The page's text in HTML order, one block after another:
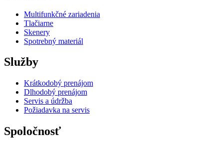
Multifunkčné zariadenia
Tlačiarne
Skenery
Spotrebný materiál
Služby
Krátkodobý prenájom
Dlhodobý prenájom
Servis a údržba
Požiadavka na servis
Spoločnosť